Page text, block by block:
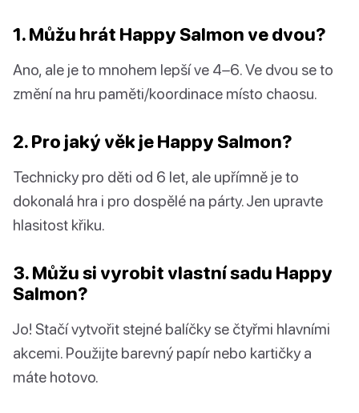
1. Můžu hrát Happy Salmon ve dvou?
Ano, ale je to mnohem lepší ve 4–6. Ve dvou se to
změní na hru paměti/koordinace místo chaosu.
2. Pro jaký věk je Happy Salmon?
Technicky pro děti od 6 let, ale upřímně je to
dokonalá hra i pro dospělé na párty. Jen upravte
hlasitost křiku.
3. Můžu si vyrobit vlastní sadu Happy
Salmon?
Jo! Stačí vytvořit stejné balíčky se čtyřmi hlavními
akcemi. Použijte barevný papír nebo kartičky a
máte hotovo.